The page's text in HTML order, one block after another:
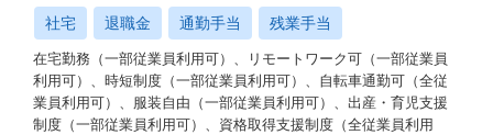
社宅 退職金 通勤手当 残業手当
在宅勤務（一部従業員利用可）、リモートワーク可（一部従業員
利用可）、時短制度（一部従業員利用可）、自転車通勤可（全従
業員利用可）、服装自由（一部従業員利用可）、出産・育児支援
制度（一部従業員利用可）、資格取得支援制度（全従業員利用